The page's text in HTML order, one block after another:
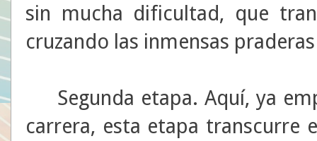
sin mucha dificultad, que
cruzando las inmensas
Segunda etapa. Aquí, ya
carrera, esta etapa transcurre